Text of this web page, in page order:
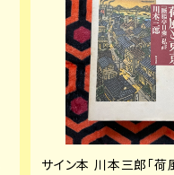
サイン本 川本三郎「荷